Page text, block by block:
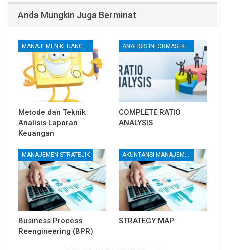
Anda Mungkin Juga Berminat
MANAJEMEN KEUANGAN
Metode dan Teknik
Analisis Laporan
Keuangan
ANALISIS INFORMASI KEUANGAN
COMPLETE RATIO
ANALYSIS
MANAJEMEN STRATEJIK
Business Process
Reengineering (BPR)
AKUNTANSI MANAJEMEN DAN BIAYA
STRATEGY MAP